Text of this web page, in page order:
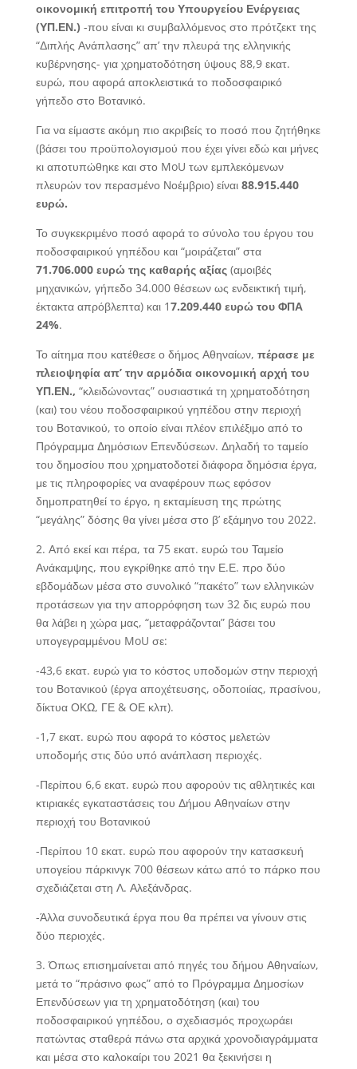
οικονομική επιτροπή του Υπουργείου Ενέργειας
(ΥΠ.ΕΝ.) -που είναι κι συμβαλλόμενος στο πρότζεκτ της
“Διπλής Ανάπλασης” απ’ την πλευρά της ελληνικής
κυβέρνησης- για χρηματοδότηση ύψους 88,9 εκατ.
ευρώ, που αφορά αποκλειστικά το ποδοσφαιρικό
γήπεδο στο Βοτανικό.
Για να είμαστε ακόμη πιο ακριβείς το ποσό που ζητήθηκε
(βάσει του προϋπολογισμού που έχει γίνει εδώ και μήνες
κι αποτυπώθηκε και στο MoU των εμπλεκόμενων
πλευρών τον περασμένο Νοέμβριο) είναι 88.915.440
ευρώ.
Το συγκεκριμένο ποσό αφορά το σύνολο του έργου του
ποδοσφαιρικού γηπέδου και “μοιράζεται” στα
71.706.000 ευρώ της καθαρής αξίας(αμοιβές
μηχανικών, γήπεδο 34.000 θέσεων ως ενδεικτική τιμή,
έκτακτα απρόβλεπτα) και 17.209.440 ευρώ του ΦΠΑ
24%.
Το αίτημα που κατέθεσε ο δήμος Αθηναίων, πέρασε με
πλειοψηφία απ’ την αρμόδια οικονομική αρχή του
ΥΠ.ΕΝ., “κλειδώνοντας” ουσιαστικά τη χρηματοδότηση
(και) του νέου ποδοσφαιρικού γηπέδου στην περιοχή
του Βοτανικού, το οποίο είναι πλέον επιλέξιμο από το
Πρόγραμμα Δημόσιων Επενδύσεων. Δηλαδή το ταμείο
του δημοσίου που χρηματοδοτεί διάφορα δημόσια έργα,
με τις πληροφορίες να αναφέρουν πως εφόσον
δημοπρατηθεί το έργο, η εκταμίευση της πρώτης
“μεγάλης” δόσης θα γίνει μέσα στο β’ εξάμηνο του 2022.
2. Από εκεί και πέρα, τα 75 εκατ. ευρώ του Ταμείο
Ανάκαμψης, που εγκρίθηκε από την Ε.Ε. προ δύο
εβδομάδων μέσα στο συνολικό “πακέτο” των ελληνικών
προτάσεων για την απορρόφηση των 32 δις ευρώ που
θα λάβει η χώρα μας, “μεταφράζονται” βάσει του
υπογεγραμμένου MoU σε:
-43,6 εκατ. ευρώ για το κόστος υποδομών στην περιοχή
του Βοτανικού (έργα αποχέτευσης, οδοποιίας, πρασίνου,
δίκτυα ΟΚΩ, ΓΕ & ΟΕ κλπ).
-1,7 εκατ. ευρώ που αφορά το κόστος μελετών
υποδομής στις δύο υπό ανάπλαση περιοχές.
-Περίπου 6,6 εκατ. ευρώ που αφορούν τις αθλητικές και
κτιριακές εγκαταστάσεις του Δήμου Αθηναίων στην
περιοχή του Βοτανικού
-Περίπου 10 εκατ. ευρώ που αφορούν την κατασκευή
υπογείου πάρκινγκ 700 θέσεων κάτω από το πάρκο που
σχεδιάζεται στη Λ. Αλεξάνδρας.
-Άλλα συνοδευτικά έργα που θα πρέπει να γίνουν στις
δύο περιοχές.
3. Όπως επισημαίνεται από πηγές του δήμου Αθηναίων,
μετά το “πράσινο φως” από το Πρόγραμμα Δημοσίων
Επενδύσεων για τη χρηματοδότηση (και) του
ποδοσφαιρικού γηπέδου, ο σχεδιασμός προχωράει
πατώντας σταθερά πάνω στα αρχικά χρονοδιαγράμματα
και μέσα στο καλοκαίρι του 2021 θα ξεκινήσει η